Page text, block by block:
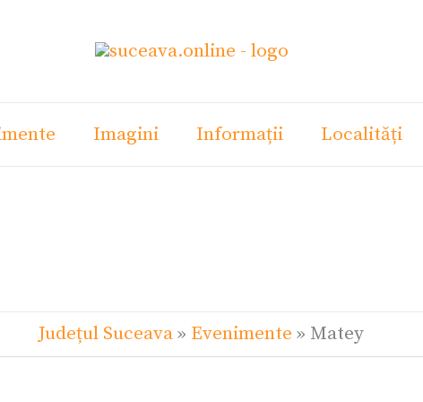
Imagini Informații Localități
Județul Suceava» Evenimente » Matey